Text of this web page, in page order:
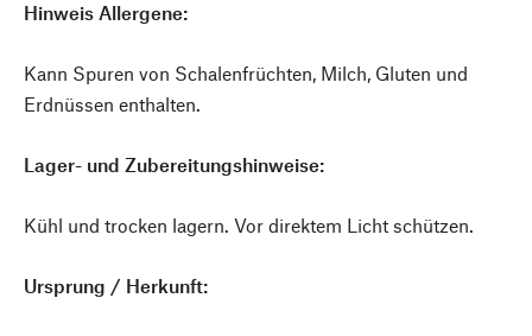
Hinweis Allergene:
Kann Spuren von Schalenfrüchten, Milch, Gluten und
Erdnüssen enthalten.
Lager- und Zubereitungshinweise:
Kühl und trocken lagern. Vor direktem Licht schützen.
Ursprung / Herkunft: